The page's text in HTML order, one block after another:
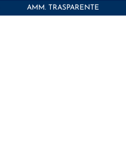
AMM. TRASPARENTE